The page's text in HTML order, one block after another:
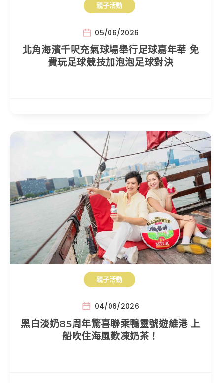
親子活動
05/06/2026
北角海濱千呎充氣球場舉行足球嘉年華 免
費玩足球競技加泡泡足球對決
親子活動
04/06/2026
黑白淡奶85周年驚喜聯乘鴨靈號遊維港 上
船吹住海風歎凍奶茶！